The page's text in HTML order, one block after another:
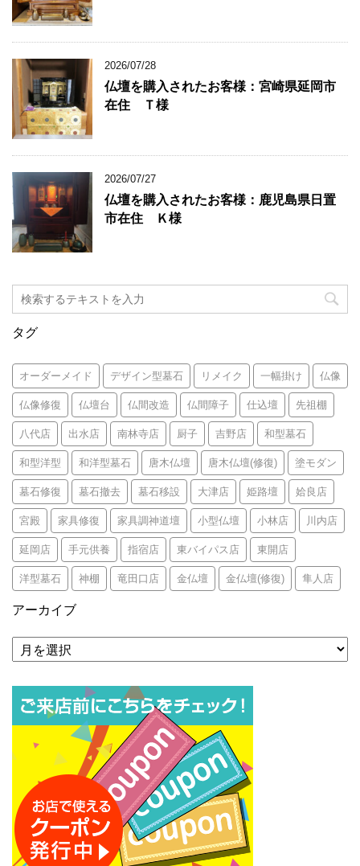
2026/07/28
仏壇を購入されたお客様：宮崎県延岡市
在住 Ｔ様
2026/07/27
仏壇を購入されたお客様：鹿児島県日置
市在住 Ｋ様
タグ
オーダーメイド デザイン型墓石 リメイク 一幅掛け 仏像
仏像修復 仏壇台 仏間改造 仏間障子 仕込壇 先祖棚
八代店 出水店 南林寺店 厨子 吉野店 和型墓石
和型洋型 和洋型墓石 唐木仏壇 唐木仏壇(修復) 塗モダン
墓石修復 墓石撤去 墓石移設 大津店 姫路壇 姶良店
宮殿 家具修復 家具調神道壇 小型仏壇 小林店 川内店
延岡店 手元供養 指宿店 東バイパス店 東開店
洋型墓石 神棚 竜田口店 金仏壇 金仏壇(修復) 隼人店
アーカイブ
ア
ー
ブ